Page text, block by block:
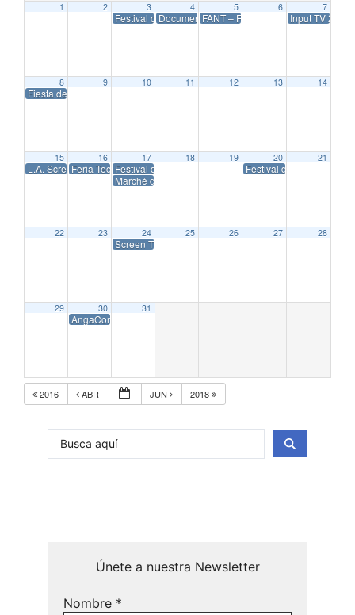
1 2 3
Festival de Cine Español de Italia 2018
4
DocumentaMadrid 2017
5
FANT – Festival de Cine
6 7
Input TV 2017
8
Fiesta del Cine Primavera – 2017
9 10 11 12 13 14
15
L.A. Screenings 2017
16
Feria Tecnológica de AOTEC 2017
17
Festival de Cannes 2017
Marché du Film 2017
18 19 20
Festival de Cine de
21
22 23 24
Screen TV Málaga 2017
25 26 27 28
29 30
AngaCom 2017
31
2016 ABR JUN 2018
Únete a nuestra Newsletter
Nombre *